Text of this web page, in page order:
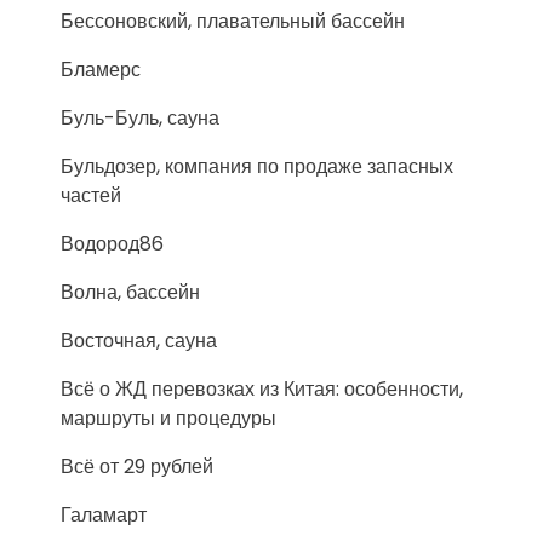
Бессоновский, плавательный бассейн
Бламерс
Буль-Буль, сауна
Бульдозер, компания по продаже запасных
частей
Водород86
Волна, бассейн
Восточная, сауна
Всё о ЖД перевозках из Китая: особенности,
маршруты и процедуры
Всё от 29 рублей
Галамарт